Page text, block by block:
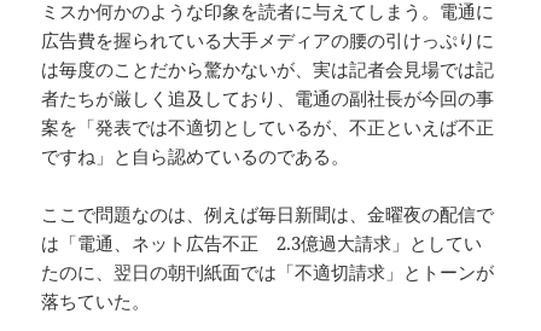
ミスか何かのような印象を読者に与えてしまう。電通に
広告費を握られている大手メディアの腰の引けっぷりに
は毎度のことだから驚かないが、実は記者会見場では記
者たちが厳しく追及しており、電通の副社長が今回の事
案を「発表では不適切としているが、不正といえば不正
ですね」と自ら認めているのである。
ここで問題なのは、例えば毎日新聞は、金曜夜の配信で
は「電通、ネット広告不正 2.3億過大請求」としてい
たのに、翌日の朝刊紙面では「不適切請求」とトーンが
落ちていた。